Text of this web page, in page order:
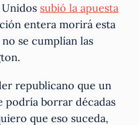
subió la apuesta
entera morirá esta
se cumplían las
republicano que un
podría borrar décadas
que eso suceda,